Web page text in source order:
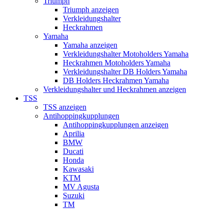
Triumph anzeigen
Verkleidungshalter
Heckrahmen
Yamaha
Yamaha anzeigen
Verkleidungshalter Motoholders Yamaha
Heckrahmen Motoholders Yamaha
Verkleidungshalter DB Holders Yamaha
DB Holders Heckrahmen Yamaha
Verkleidungshalter und Heckrahmen anzeigen
TSS
TSS anzeigen
Antihoppingkupplungen
Antihoppingkupplungen anzeigen
Aprilia
BMW
Ducati
Honda
Kawasaki
KTM
MV Agusta
Suzuki
TM